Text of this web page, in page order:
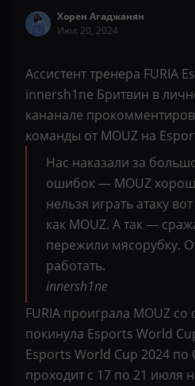
Хорен Агаджанян
Июл 20, 2024
Ассистент тренера FURIA
innersh1ne Бритвин в
кананале
команды от MOUZ на
Нас наказали за
ошибок — MOUZ
нельзя играть атаку
как MOUZ. А так —
пережили мясорубку.
работать.
innersh1ne
FURIA проиграла MOUZ со
покинула Esports World
Esports World Cup 2024 по
проходит с 17 по 21 июля